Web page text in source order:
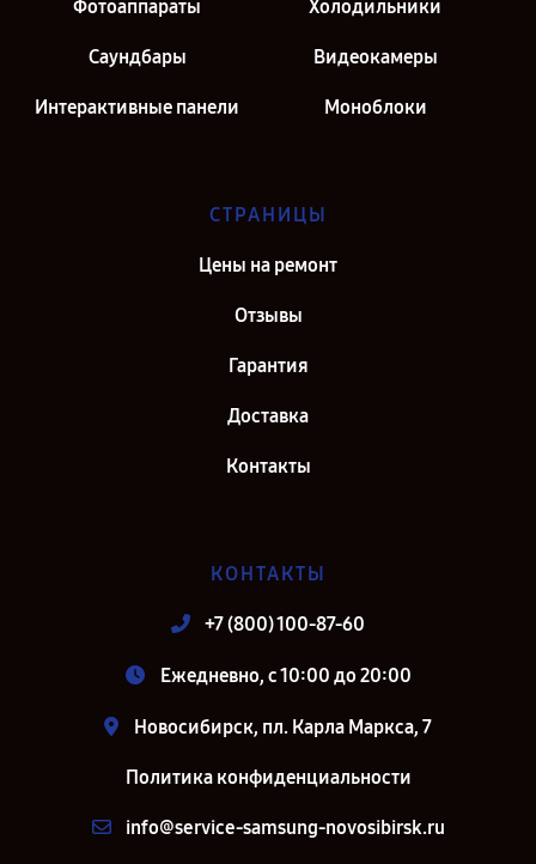
Фотоаппараты Холодильники
Саундбары Видеокамеры
Интерактивные панели Моноблоки
СТРАНИЦЫ
Цены на ремонт
Отзывы
Гарантия
Доставка
Контакты
КОНТАКТЫ
+7 (800) 100-87-60
Ежедневно, с 10:00 до 20:00
Новосибирск, пл. Карла Маркса, 7
Политика конфиденциальности
info@service-samsung-novosibirsk.ru